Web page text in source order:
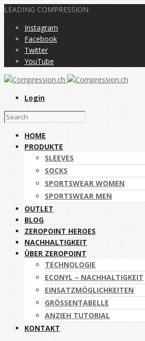
LEADING COMPRESSION
Instagram
Facebook
Twitter
YouTube
Login
HOME
PRODUKTE
SLEEVES
SOCKS
SPORTSWEAR WOMEN
SPORTSWEAR MEN
OUTLET
BLOG
ZEROPOINT HEROES
NACHHALTIGKEIT
ÜBER ZEROPOINT
TECHNOLOGIE
ECONYL – NACHHALTIGKEIT
EINSATZMÖGLICHKEITEN
GRÖSSENTABELLE
ANZIEH TUTORIAL
KONTAKT